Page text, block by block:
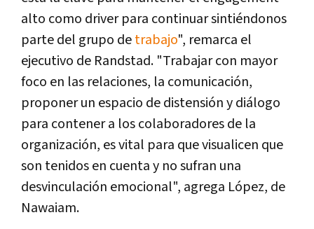
alto como driver para continuar sintiéndonos
parte del grupo detrabajo", remarca el
ejecutivo de Randstad. "Trabajar con mayor
foco en las relaciones, la comunicación,
proponer un espacio de distensión y diálogo
para contener a los colaboradores de la
organización, es vital para que visualicen que
son tenidos en cuenta y no sufran una
desvinculación emocional", agrega López, de
Nawaiam.